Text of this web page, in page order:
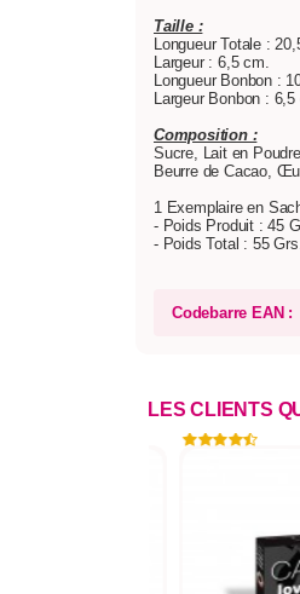
Taille :
Longueur Totale :
Largeur : 6,5 cm.
Longueur Bonbon :
Largeur Bonbon : 6,5
Composition :
Sucre, Lait en
Beurre de Cacao,
1 Exemplaire en
- Poids Produit : 45
- Poids Total : 55 Grs.
Codebarre EAN :
LES CLIENTS